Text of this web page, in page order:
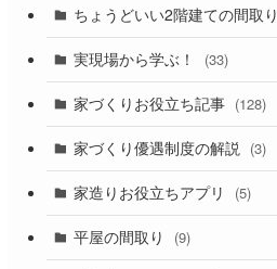
ちょうどいい2階建ての間取り
実現場から学ぶ！ (33)
家づくりお役立ち記事 (128)
家づくり優遇制度の解説 (3)
家造りお役立ちアプリ (5)
平屋の間取り (9)